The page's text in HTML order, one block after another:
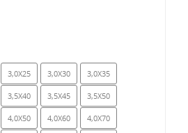
3,0X25 3,0X30 3,0X35
3,5X40 3,5X45 3,5X50
4,0X50 4,0X60 4,0X70